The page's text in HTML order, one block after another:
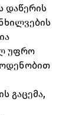
დაწერის
უფრო
გაცემა,